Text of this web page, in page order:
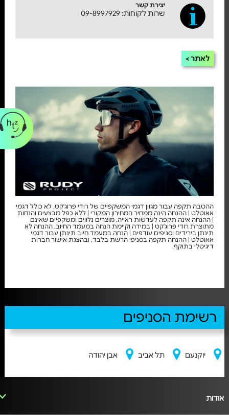
יצירת קשר
שרות לקוחות: 09-8997929
לאתר
ההטבה תקפה עבור מגוון דגמי המשקפיים של רודי פרוג'קט, לא כולל דגמי
אאוטלט | ההנחה הינה ממחיר המחירון המקורי | ללא כפל מבצעים והנחות
| ההנחה אינה תקפה לעדשות ראייה, מוצרים נלווים ומשקפיים שאינם
מתוצרת רודי פרוג'קט | במידה וקיימת הנחה במעמד החיוב, ההנחה לא
תינתן בירידים וסניפים עודפים | הנחה במעמד חיוב תינתן עבור דגמי
אאוטלט | ההנחה תקפה בסניפי הרשת בלבד, ובהצגת אישור חברות
דיגיטלי בתוקף.
רשימת הסניפים
יוקנעם תל אביב אבן יהודה
אודות